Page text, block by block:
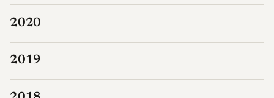
2020
2019